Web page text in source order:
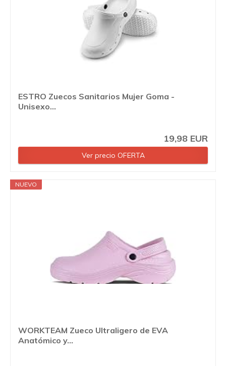
ESTRO Zuecos Sanitarios Mujer Goma -
Unisexo...
19,98 EUR
Ver precio OFERTA
NUEVO
WORKTEAM Zueco Ultraligero de EVA
Anatómico y...